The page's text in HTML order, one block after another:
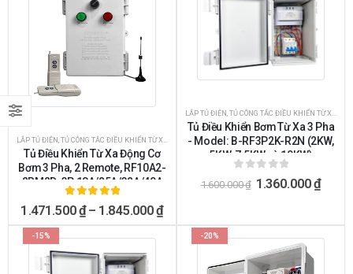
LẮP TỦ ĐIỆN TỦ CÔNG TẮC ĐIỀU KHIỂN TỪ XA
Tủ Điều Khiển Từ Xa Động Cơ
Bơm 3 Pha, 2 Remote, RF10A2-
2RM2D-3P 18A/25A/32A/40A
5.00 ngoài 5
1.471.500₫– 1.845.000₫
LẮP TỦ ĐIỆN TỦ CÔNG TẮC ĐIỀU KHIỂN TỪ XA
Tủ Điều Khiển Bơm Từ Xa 3 Pha
- Model: B-RF3P2K-R2N (2KW,
5KW, 7.5KW và 10KW)
ngoài 5
1.600.000₫ 1.360.000₫
-15% -20%